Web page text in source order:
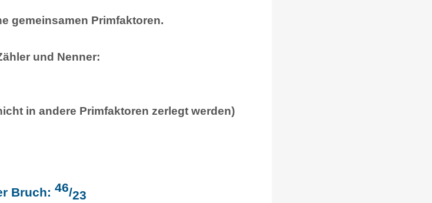
gemeinsamen Primfaktoren.
und Nenner:
in andere Primfaktoren zerlegt werden)
Bruch: 46/23